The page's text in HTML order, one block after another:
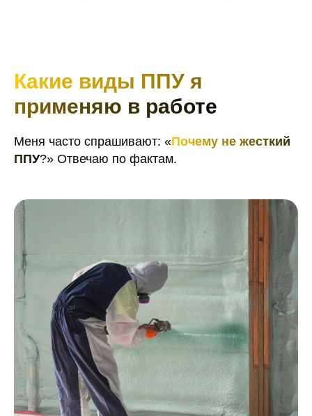
Какие виды ППУ я
применяю в работе
Меня часто спрашивают: «Почему не жесткий
ППУ?» Отвечаю по фактам.